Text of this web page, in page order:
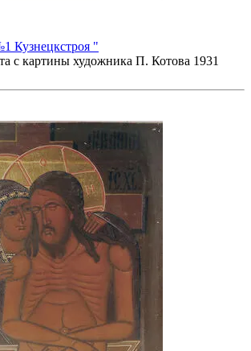
Кузнецкстроя "
с картины художника П. Котова 1931